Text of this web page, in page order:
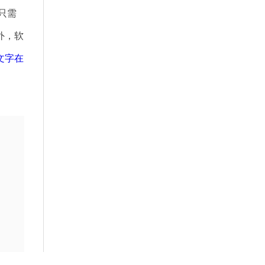
需
，软
字在